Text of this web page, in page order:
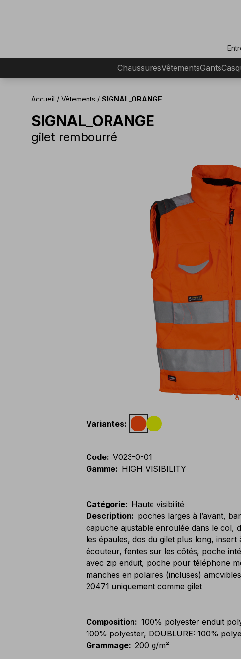
ChaussuresVêtementsGants
Accueil / Vêtements / SIGNAL_ORANGE
SIGNAL_ORANGE
gilet rembourré
Variantes:
Code: V023-0-01
Gamme: HIGH VISIBILITY
Catégorie: Haute visibilité
Description: poches larges à l’avant,
capuche ajustable enroulée dans le col,
les épaules, dos du gilet plus long,
écouteur, fentes sur les côtés, poche
avec zip enduit, poche pour téléphone
manches en polaires (incluses)
20471 uniquement comme gilet
Composition: 100% polyester enduit
100% polyester, DOUBLURE: 100%
Grammage: 200 g/m²